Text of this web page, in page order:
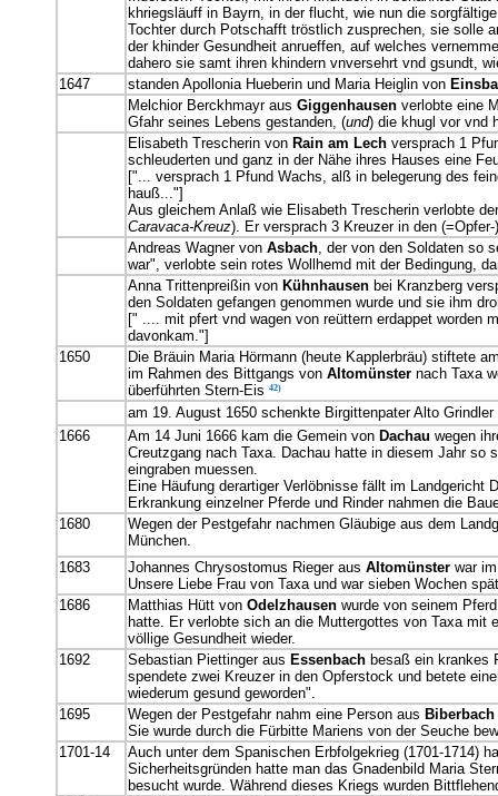
khriegsläuff in Bayrn, in der flucht, wie nun die
Tochter durch Potschafft tröstlich zusprechen, sie solle
der khinder Gesundheit anrueffen, auf welches
dahero sie samt ihren khindern vnversehrt vnd gsundt,
1647
standen Apollonia Hueberin und Maria Heiglin von
Melchior Berckhmayr aus Giggenhausenverlobte eine
Gfahr seines Lebens gestanden, (und) die khugl vor vnd
Elisabeth Trescherin von Rain am Lechversprach 1
schleuderten und ganz in der Nähe ihres Hauses eine
["... versprach 1 Pfund Wachs, alß in belegerung des
hauß..."]
Aus gleichem Anlaß wie Elisabeth Trescherin verlobte
Caravaca-Kreuz). Er versprach 3 Kreuzer in den
Andreas Wagner von Asbach, der von den Soldaten so
war", verlobte sein rotes Wollhemd mit der Bedingung,
Anna Trittenpreißin von Kühnhausenbei Kranzberg
den Soldaten gefangen genommen wurde und sie ihm
[" .... mit pfert vnd wagen von reüttern erdappet worden
davonkam."]
1650
Die Bräuin Maria Hörmann (heute Kapplerbräu) stiftete
im Rahmen des Bittgangs von Altomünsternach Taxa
überführten Stern-Eis 42)
am 19. August 1650 schenkte Birgittenpater Alto
1666
Am 14 Juni 1666 kam die Gemein von Dachau wegen
Creutzgang nach Taxa. Dachau hatte in diesem Jahr so
eingraben muessen.
Eine Häufung derartiger Verlöbnisse fällt im Landgericht
Erkrankung einzelner Pferde und Rinder nahmen die
1680
Wegen der Pestgefahr nachmen Gläubige aus dem
München.
1683
Johannes Chrysostomus Rieger aus Altomünsterwar im
Unsere Liebe Frau von Taxa und war sieben Wochen
1686
Matthias Hütt von Odelzhausenwurde von seinem
hatte. Er verlobte sich an die Muttergottes von Taxa mit
völlige Gesundheit wieder.
1692
Sebastian Piettinger aus Essenbachbesaß ein krankes
spendete zwei Kreuzer in den Opferstock und betete
wiederum gesund geworden".
1695
Wegen der Pestgefahr nahm eine Person aus Biberbach
Sie wurde durch die Fürbitte Mariens von der Seuche
1701-14
Auch unter dem Spanischen Erbfolgekrieg (1701-1714)
Sicherheitsgründen hatte man das Gnadenbild Maria
besucht wurde. Während dieses Kriegs wurden